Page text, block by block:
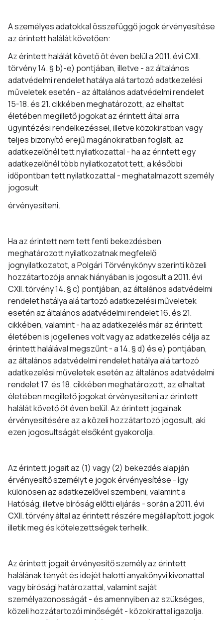
A személyes adatokkal összefüggő jogok érvényesítése
az érintett halálát követően:
Az érintett halálát követő öt éven belül a 2011. évi CXII.
törvény 14. § b)-e) pontjában, illetve - az általános
adatvédelmi rendelet hatálya alá tartozó adatkezelési
műveletek esetén - az általános adatvédelmi rendelet
15-18. és 21. cikkében meghatározott, az elhaltat
életében megillető jogokat az érintett által arra
ügyintézési rendelkezéssel, illetve közokiratban vagy
teljes bizonyító erejű magánokiratban foglalt, az
adatkezelőnél tett nyilatkozattal - ha az érintett egy
adatkezelőnél több nyilatkozatot tett, a későbbi
időpontban tett nyilatkozattal - meghatalmazott személy
jogosult
érvényesíteni.
Ha az érintett nem tett fenti bekezdésben
meghatározott nyilatkozatnak megfelelő
jognyilatkozatot, a Polgári Törvénykönyv szerinti közeli
hozzátartozója annak hiányában is jogosult a 2011. évi
CXII. törvény 14. § c) pontjában, az általános adatvédelmi
rendelet hatálya alá tartozó adatkezelési műveletek
esetén az általános adatvédelmi rendelet 16. és 21.
cikkében, valamint - ha az adatkezelés már az érintett
életében is jogellenes volt vagy az adatkezelés célja az
érintett halálával megszűnt - a 14. § d) és e) pontjában,
az általános adatvédelmi rendelet hatálya alá tartozó
adatkezelési műveletek esetén az általános adatvédelmi
rendelet 17. és 18. cikkében meghatározott, az elhaltat
életében megillető jogokat érvényesíteni az érintett
halálát követő öt éven belül. Az érintett jogainak
érvényesítésére az a közeli hozzátartozó jogosult, aki
ezen jogosultságát elsőként gyakorolja.
Az érintett jogait az (1) vagy (2) bekezdés alapján
érvényesítő személyt e jogok érvényesítése - így
különösen az adatkezelővel szembeni, valamint a
Hatóság, illetve bíróság előtti eljárás - során a 2011. évi
CXII. törvény által az érintett részére megállapított jogok
illetik meg és kötelezettségek terhelik.
Az érintett jogait érvényesítő személy az érintett
halálának tényét és idejét halotti anyakönyvi kivonattal
vagy bírósági határozattal, valamint saját
személyazonosságát - és amennyiben az szükséges,
közeli hozzátartozói minőségét - közokirattal igazolja.